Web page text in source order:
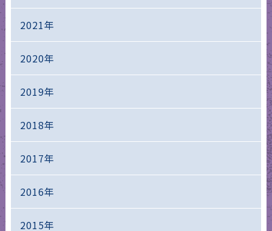
2021年
2020年
2019年
2018年
2017年
2016年
2015年